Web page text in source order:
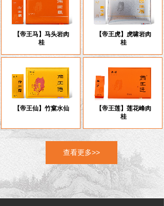
查看更多>>
【帝王马】马头岩肉
桂
【帝王虎】虎啸岩肉
桂
【帝王仙】竹窠水仙
【帝王莲】莲花峰肉
桂